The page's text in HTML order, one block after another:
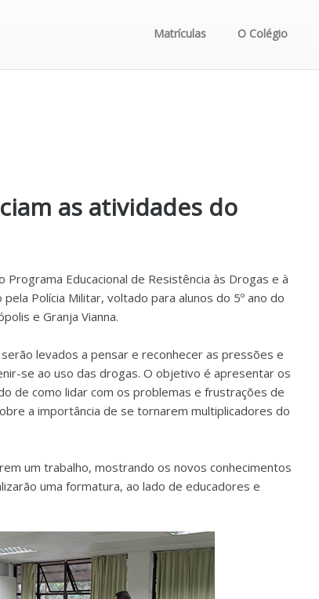
Matrículas O Colégio
as atividades do
Educacional de Resistência às Drogas e à
Polícia Militar, voltado para alunos do 5º ano do
e Granja Vianna.
levados a pensar e reconhecer as pressões e
se ao uso das drogas. O objetivo é apresentar os
de como lidar com os problemas e frustrações de
a importância de se tornarem multiplicadores do
um trabalho, mostrando os novos conhecimentos
uma formatura, ao lado de educadores e